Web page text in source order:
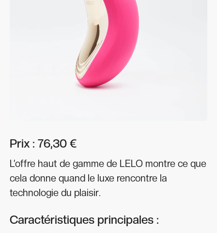
Prix : 76,30 €
L’offre haut de gamme de LELO montre ce que
cela donne quand le luxe rencontre la
technologie du plaisir.
Caractéristiques principales :